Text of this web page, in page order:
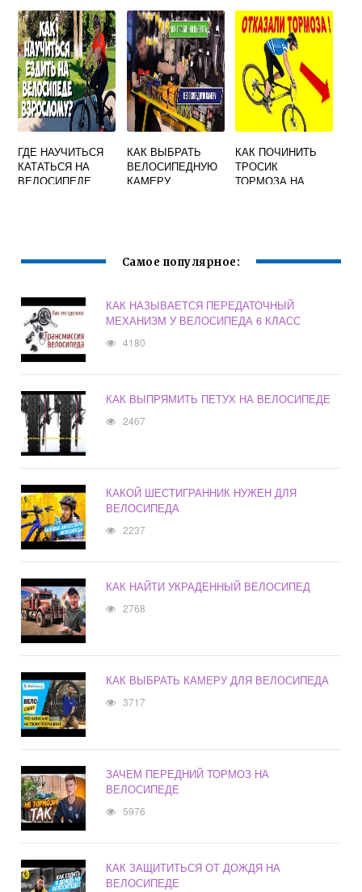
ГДЕ НАУЧИТЬСЯ
КАТАТЬСЯ НА
ВЕЛОСИПЕДЕ
КАК ВЫБРАТЬ
ВЕЛОСИПЕДНУЮ
КАМЕРУ
КАК ПОЧИНИТЬ
ТРОСИК
ТОРМОЗА НА
Самое популярное:
КАК НАЗЫВАЕТСЯ ПЕРЕДАТОЧНЫЙ
МЕХАНИЗМ У ВЕЛОСИПЕДА 6 КЛАСС
4180
КАК ВЫПРЯМИТЬ ПЕТУХ НА ВЕЛОСИПЕДЕ
2467
КАКОЙ ШЕСТИГРАННИК НУЖЕН ДЛЯ
ВЕЛОСИПЕДА
2237
КАК НАЙТИ УКРАДЕННЫЙ ВЕЛОСИПЕД
2768
КАК ВЫБРАТЬ КАМЕРУ ДЛЯ ВЕЛОСИПЕДА
3717
ЗАЧЕМ ПЕРЕДНИЙ ТОРМОЗ НА
ВЕЛОСИПЕДЕ
5976
КАК ЗАЩИТИТЬСЯ ОТ ДОЖДЯ НА
ВЕЛОСИПЕДЕ